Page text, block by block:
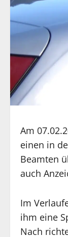
Am
einen in
Beamten
auch
Im
ihm eine
Nach